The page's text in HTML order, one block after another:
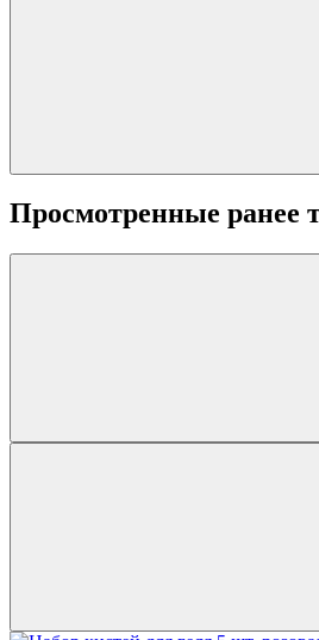
Просмотренные ранее